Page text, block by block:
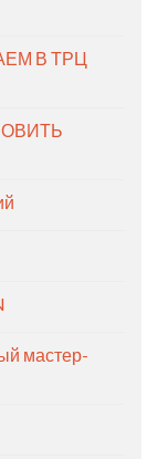
В ТРЦ
мастер-